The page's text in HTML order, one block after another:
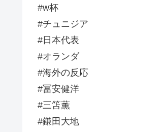
#w杯
#チュニジア
#日本代表
#オランダ
#海外の反応
#冨安健洋
#三笘薫
#鎌田大地